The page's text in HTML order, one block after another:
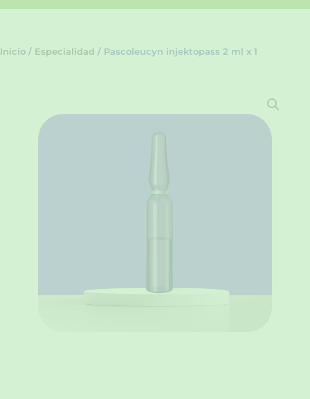
Inicio / Especialidad / Pascoleucyn injektopass 2 ml x 1